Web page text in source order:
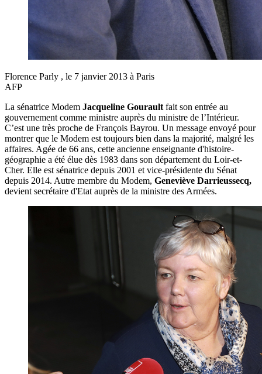
Florence Parly , le 7 janvier 2013 à Paris
AFP
La sénatrice Modem Jacqueline Gourault fait son entrée au
gouvernement comme ministre auprès du ministre de l’Intérieur.
C’est une très proche de François Bayrou. Un message envoyé pour
montrer que le Modem est toujours bien dans la majorité, malgré les
affaires. Agée de 66 ans, cette ancienne enseignante d'histoire-
géographie a été élue dès 1983 dans son département du Loir-et-
Cher. Elle est sénatrice depuis 2001 et vice-présidente du Sénat
depuis 2014. Autre membre du Modem, Geneviève Darrieussecq,
devient secrétaire d'Etat auprès de la ministre des Armées.